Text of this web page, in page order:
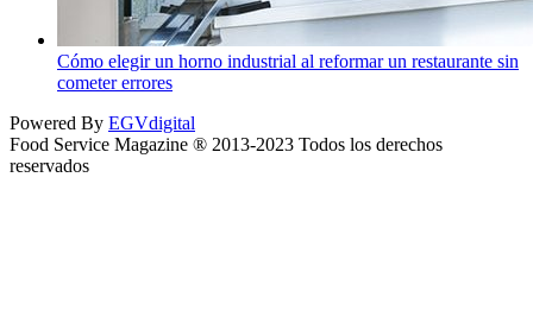
Cómo elegir un horno industrial al reformar un restaurante sin
cometer errores
Powered By EGVdigital
Food Service Magazine ® 2013-2023 Todos los derechos
reservados